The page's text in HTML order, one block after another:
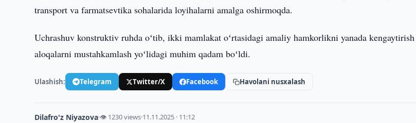
transport va farmatsevtika sohalarida loyihalarni amalga oshirmoqda.
Uchrashuv konstruktiv ruhda oʻtib, ikki mamlakat oʻrtasidagi amaliy hamkorlikni yanada
aloqalarni mustahkamlash yoʻlidagi muhim qadam boʻldi.
Ulashish: Telegram Twitter/X Facebook Havolani nusxalash
Dilafro'z Niyazova·👁 1230 views·11.11.2025 · 11:12